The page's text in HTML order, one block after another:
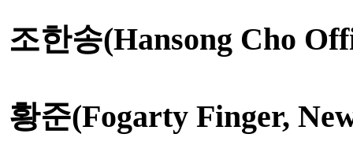
조한송(Hansong Cho
황준(Fogarty Finger,